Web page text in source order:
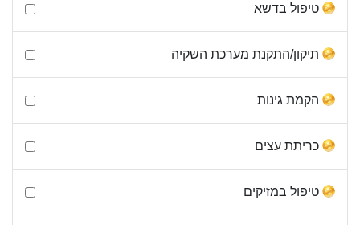
טיפול בדשא
תיקון/התקנת מערכת השקיה
הקמת גינות
כריתת עצים
טיפול במזיקים